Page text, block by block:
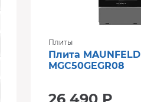
Плиты
Плита MAUNFELD
MGC50GEGR08